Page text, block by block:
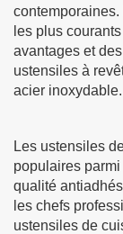
les plus
avantages et
ustensiles à
acier inoxydable.
Les ustensiles
populaires
qualité
les chefs
ustensiles de